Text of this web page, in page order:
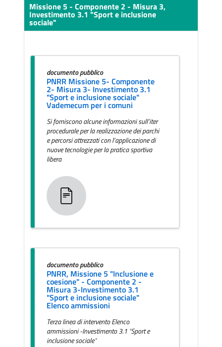
Missione 5 - Componente 2 - Misura 3,
Investimento 3.1 "Sport e inclusione
sociale"
documento pubblico
PNRR Missione 5- Componente
2- Misura 3- Investimento 3.1
"Sport e inclusione sociale"
Vademecum per i comuni
Si forniscono alcune informazioni sull’iter
procedurale per la realizzazione dei parchi
e percorsi attrezzati con l’applicazione di
nuove tecnologie per la pratica sportiva
libera
documento pubblico
PNRR, Missione 5 "Inclusione e
coesione" - Componente 2 -
Misura 3-Investimento 3.1
"Sport e inclusione sociale"
Elenco ammissioni
Terza linea di intervento Elenco
ammissioni -Investimento 3.1 "Sport e
inclusione sociale"